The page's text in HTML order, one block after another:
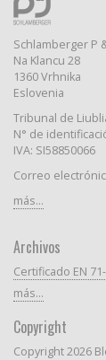
Schlamberger P
Na Klancu 28
1360 Vrhnika
Eslovenia
Tribunal de
N° de
IVA: SI58850066
Correo
más...
Archivos
Certificado EN
más...
Copyright
Copyright 2026